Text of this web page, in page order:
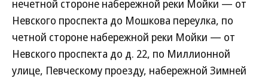
нечетной стороне набережной реки Мойки — от
Невского проспекта до Мошкова переулка, по
четной стороне набережной реки Мойки — от
Невского проспекта до д. 22, по Миллионной
улице, Певческому проезду, набережной Зимней